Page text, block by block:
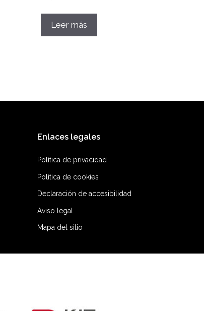
Leer más
Enlaces legales
Política de privacidad
Política de cookies
Declaración de accesibilidad
Aviso legal
Mapa del sitio